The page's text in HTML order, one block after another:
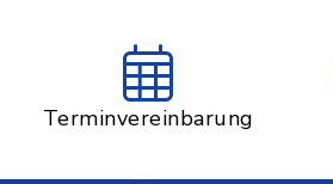
Terminvereinbarung